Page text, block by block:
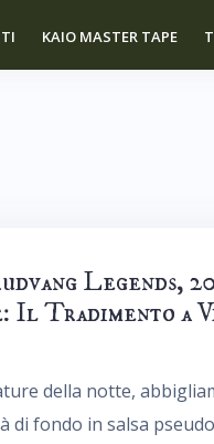
KAIO MASTER TAPE
Legends,
Il Tradimento a
della notte,
fondo in salsa